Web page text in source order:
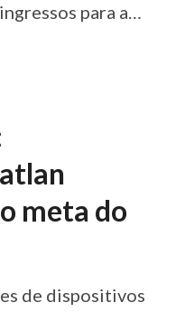
para a
meta do
de dispositivos